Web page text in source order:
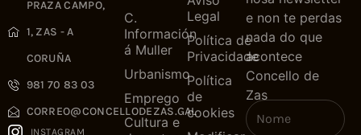
PRAZA CAMPO,
1, ZAS - A
CORUÑA
981 70 83 03
CORREO@CONCELLODEZAS.GAL
INSTAGRAM
C.
Información
á Muller
Urbanismo
Emprego
Cultura e
Legal
Política de
Privacidade
Política
de
cookies
e non te perdas
nada do que
acontece
Concello de
Zas